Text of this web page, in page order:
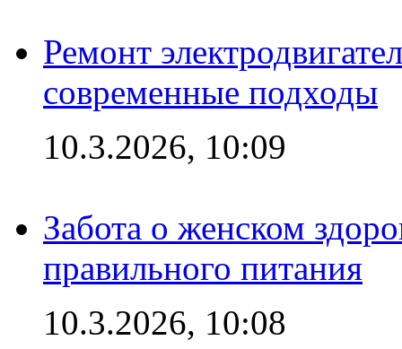
Ремонт
современные подходы
10.3.2026, 10:09
Забота о женском
правильного питания
10.3.2026, 10:08